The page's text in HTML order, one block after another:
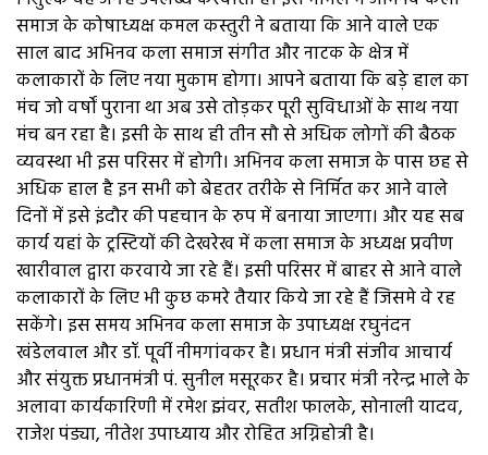
समाज के कोषाध्यक्ष कमल कस्तुरी ने बताया कि आने वाले एक
साल बाद अभिनव कला समाज संगीत और नाटक के क्षेत्र में
कलाकारों के लिए नया मुकाम होगा। आपने बताया कि बड़े हाल का
मंच जो वर्षों पुराना था अब उसे तोड़कर पूरी सुविधाओं के साथ नया
मंच बन रहा है। इसी के साथ ही तीन सौ से अधिक लोगों की बैठक
व्यवस्था भी इस परिसर में होगी। अभिनव कला समाज के पास छह से
अधिक हाल है इन सभी को बेहतर तरीके से निर्मित कर आने वाले
दिनों में इसे इंदौर की पहचान के रुप में बनाया जाएगा। और यह सब
कार्य यहां के ट्रस्टियों की देखरेख में कला समाज के अध्यक्ष प्रवीण
खारीवाल द्वारा करवाये जा रहे हैं। इसी परिसर में बाहर से आने वाले
कलाकारों के लिए भी कुछ कमरे तैयार किये जा रहे हैं जिसमे वे रह
सकेंगे। इस समय अभिनव कला समाज के उपाध्यक्ष रघुनंदन
खंडेलवाल और डॉ. पूर्वी नीमगांवकर है। प्रधान मंत्री संजीव आचार्य
और संयुक्त प्रधानमंत्री पं. सुनील मसूरकर है। प्रचार मंत्री नरेन्द्र भाले के
अलावा कार्यकारिणी में रमेश झंवर, सतीश फालके, सोनाली यादव,
राजेश पंड्या, नीतेश उपाध्याय और रोहित अग्निहोत्री है।